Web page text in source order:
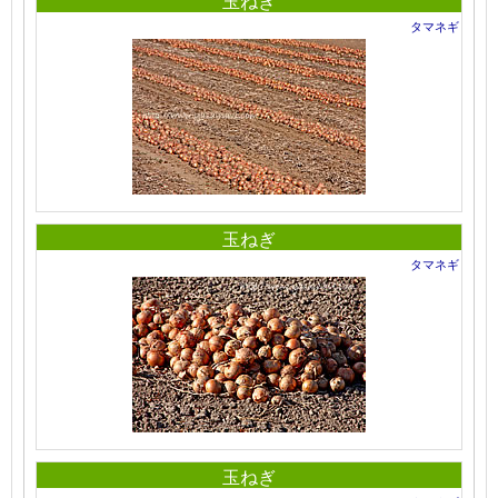
タマネギ
玉ねぎ
タマネギ
玉ねぎ